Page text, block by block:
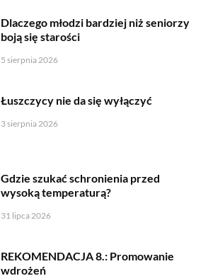
Dlaczego młodzi bardziej niż seniorzy
boją się starości
5 sierpnia 2026
Łuszczycy nie da się wyłączyć
3 sierpnia 2026
Gdzie szukać schronienia przed
wysoką temperaturą?
31 lipca 2026
REKOMENDACJA 8.: Promowanie
wdrożeń